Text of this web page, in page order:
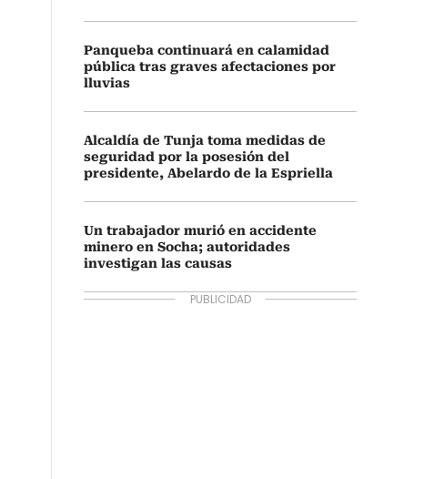
Panqueba continuará en calamidad
pública tras graves afectaciones por
lluvias
Alcaldía de Tunja toma medidas de
seguridad por la posesión del
presidente, Abelardo de la Espriella
Un trabajador murió en accidente
minero en Socha; autoridades
investigan las causas